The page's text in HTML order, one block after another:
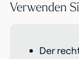
Verwenden
Der